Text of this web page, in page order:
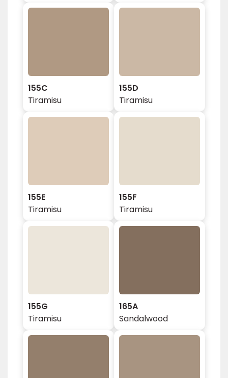
155C
Tiramisu
155D
Tiramisu
155E
Tiramisu
155F
Tiramisu
155G
Tiramisu
165A
Sandalwood